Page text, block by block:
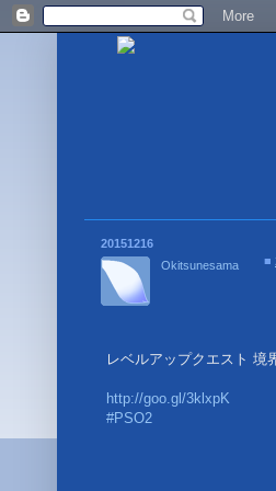
20151216
レベルアップクエスト 境
http://goo.gl/3klxpK
#PSO2
Okitsunesama ■